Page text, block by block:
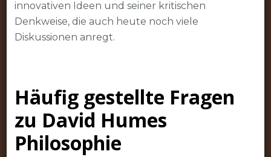
innovativen Ideen und seiner kritischen
Denkweise, die auch heute noch viele
Diskussionen anregt.
Häufig gestellte Fragen
zu David Humes
Philosophie